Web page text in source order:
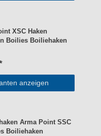
XSC Haken
Boilies Boiliehaken
anzeigen
Arma Point SSC
Boiliehaken